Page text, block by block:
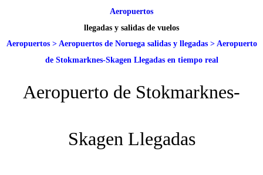
Aeropuertos
llegadas y salidas de vuelos
Aeropuertos> Aeropuertos de Noruega salidas y llegadas> Aeropuerto
de Stokmarknes-Skagen Llegadas en tiempo real
Aeropuerto de Stokmarknes-
Skagen Llegadas